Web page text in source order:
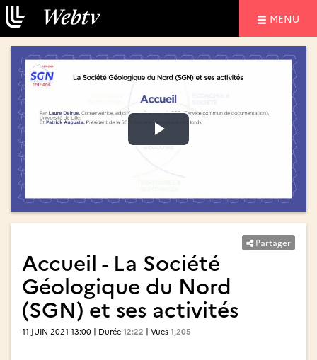
MENU
Lire
vidéo
Lire
vidéo
Partager
Accueil - La Société
Géologique du Nord
(SGN) et ses activités
11 JUIN 2021 13:00 | Durée 12:22 | Vues 1,205